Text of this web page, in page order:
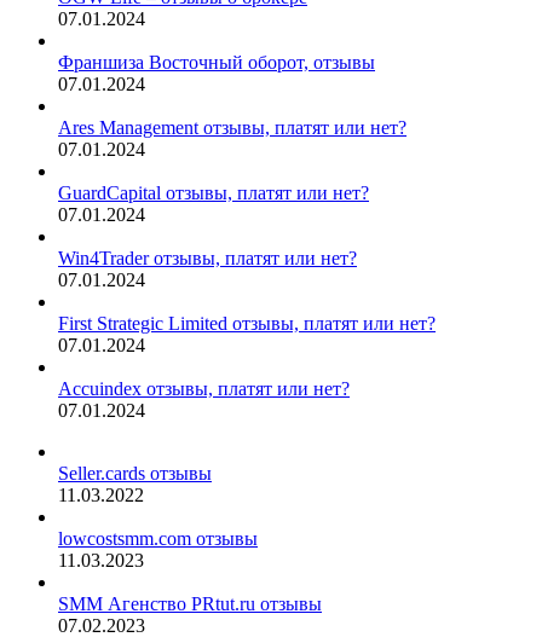
07.01.2024
Франшиза Восточный оборот, отзывы
07.01.2024
Ares Management отзывы, платят или нет?
07.01.2024
GuardCapital отзывы, платят или нет?
07.01.2024
Win4Trader отзывы, платят или нет?
07.01.2024
First Strategic Limited отзывы, платят или нет?
07.01.2024
Accuindex отзывы, платят или нет?
07.01.2024
Seller.cards отзывы
11.03.2022
lowcostsmm.com отзывы
11.03.2023
SMM Агенство PRtut.ru отзывы
07.02.2023